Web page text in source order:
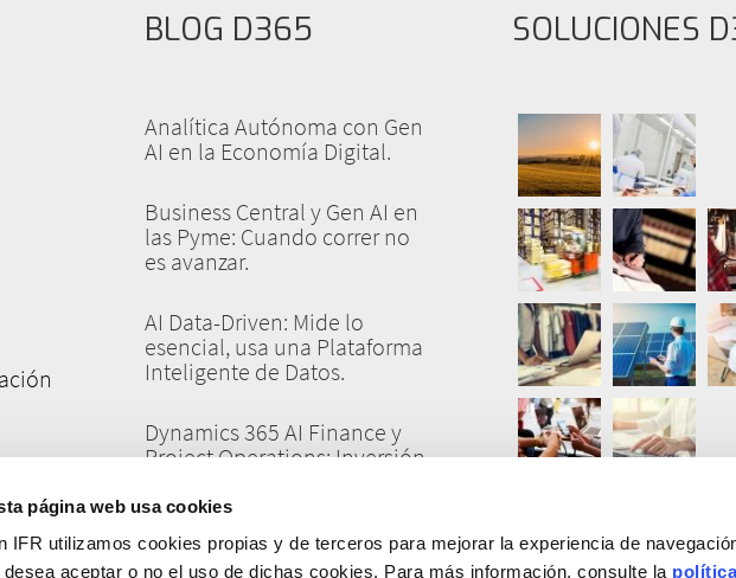
página web usa cookies
IFR utilizamos cookies propias y de terceros para mejorar la experiencia de
desea aceptar o no el uso de dichas cookies. Para más información, consulte la
BLOG D365
Analítica Autónoma con Gen
AI en la Economía Digital.
Business Central y Gen AI en
las Pyme: Cuando correr no
es avanzar.
AI Data-Driven: Mide lo
esencial, usa una Plataforma
Inteligente de Datos.
Dynamics 365 AI Finance y
Project Operations: Inversión
Datos, ¿Tiranos o Aliados?:
Integrar Confianza, el KPI
SOLUCIONES